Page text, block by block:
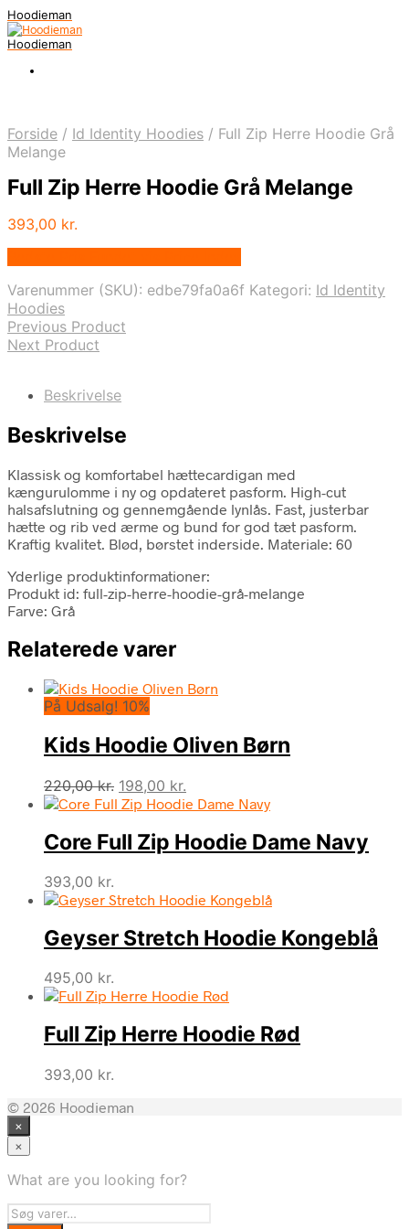
Hoodieman
Hoodieman
Forside / Id Identity Hoodies / Full Zip Herre Hoodie Grå
Melange
Full Zip Herre Hoodie Grå Melange
393,00 kr.
Varenummer (SKU): edbe79fa0a6f Kategori: Id Identity
Hoodies
Previous Product
Next Product
Beskrivelse
Beskrivelse
Klassisk og komfortabel hættecardigan med
kængurulomme i ny og opdateret pasform. High-cut
halsafslutning og gennemgående lynlås. Fast, justerbar
hætte og rib ved ærme og bund for god tæt pasform.
Kraftig kvalitet. Blød, børstet inderside. Materiale: 60
Yderlige produktinformationer:
Produkt id: full-zip-herre-hoodie-grå-melange
Farve: Grå
Relaterede varer
På Udsalg! 10%
Kids Hoodie Oliven Børn
220,00kr. Den
oprindelige
var:
220,00 kr..
198,00 kr.
aktuelle
er:
198,00 kr..
Core Full Zip Hoodie Dame Navy
393,00 kr.
Geyser Stretch Hoodie Kongeblå
495,00 kr.
Full Zip Herre Hoodie Rød
393,00 kr.
© 2026 Hoodieman
×
×
What are you looking for?